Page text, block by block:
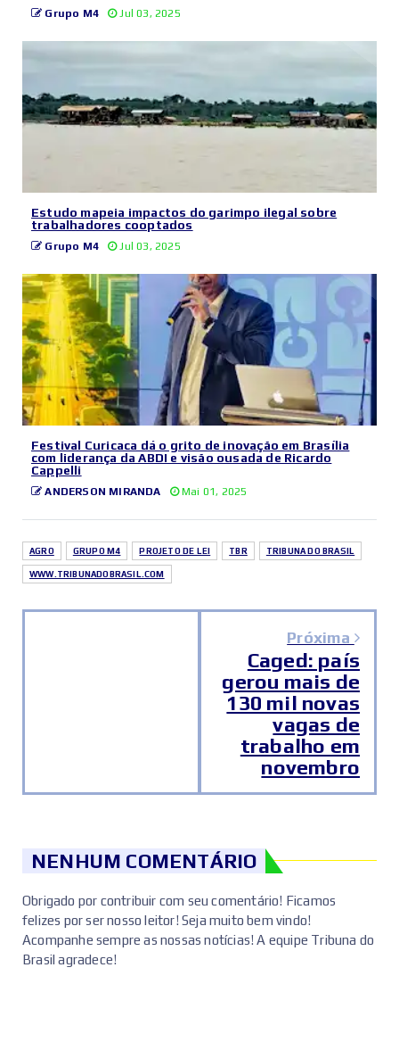
Grupo M4 Jul 03, 2025
Estudo mapeia impactos do garimpo ilegal sobre
trabalhadores cooptados
Grupo M4 Jul 03, 2025
Festival Curicaca dá o grito de inovação em Brasília
com liderança da ABDI e visão ousada de Ricardo
Cappelli
ANDERSON MIRANDA Mai 01, 2025
AGRO GRUPO M4 PROJETO DE LEI TBR TRIBUNA DO BRASIL
WWW.TRIBUNADOBRASIL.COM
Próxima
Caged: país
gerou mais de
130 mil novas
vagas de
trabalho em
novembro
NENHUM COMENTÁRIO
Obrigado por contribuir com seu comentário! Ficamos
felizes por ser nosso leitor! Seja muito bem vindo!
Acompanhe sempre as nossas notícias! A equipe Tribuna do
Brasil agradece!